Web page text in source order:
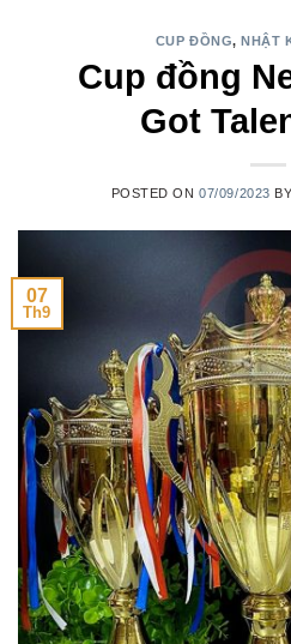
CUP ĐỒNG,NHẬT
Cup đồng
Got
POSTED ON07/09/2023
07
Th9